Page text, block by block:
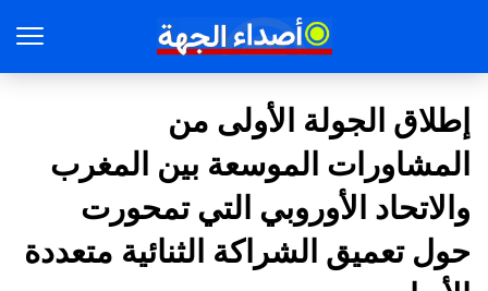
إطلاق الجولة الأولى من
المشاورات الموسعة بين المغرب
والاتحاد الأوروبي التي تمحورت
حول تعميق الشراكة الثنائية متعددة